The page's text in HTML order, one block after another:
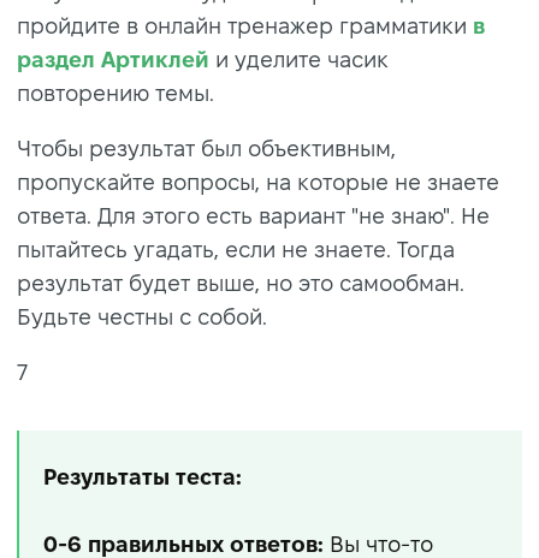
пройдите в онлайн тренажер грамматики в
раздел Артиклей и уделите часик
повторению темы.
Чтобы результат был объективным,
пропускайте вопросы, на которые не знаете
ответа. Для этого есть вариант "не знаю". Не
пытайтесь угадать, если не знаете. Тогда
результат будет выше, но это самообман.
Будьте честны с собой.
7
Результаты теста:
0-6 правильных ответов: Вы что-то